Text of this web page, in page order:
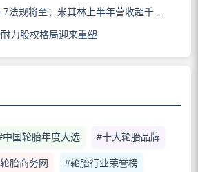
上半年营收超千亿；倍耐力上半年盈利稳增；龙星炭黑斩获欧洲近万吨订单
力股权格局迎来重塑
中国轮胎年度大选 #十大轮胎品牌
胎商务网 #轮胎行业荣誉榜